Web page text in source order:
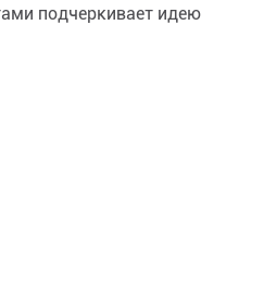
подчеркивает идею